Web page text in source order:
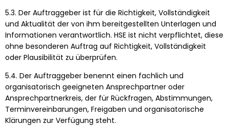
5.3. Der Auftraggeber ist für die Richtigkeit, Vollständigkeit
und Aktualität der von ihm bereitgestellten Unterlagen und
Informationen verantwortlich. HSE ist nicht verpflichtet, diese
ohne besonderen Auftrag auf Richtigkeit, Vollständigkeit
oder Plausibilität zu überprüfen.
5.4. Der Auftraggeber benennt einen fachlich und
organisatorisch geeigneten Ansprechpartner oder
Ansprechpartnerkreis, der für Rückfragen, Abstimmungen,
Terminvereinbarungen, Freigaben und organisatorische
Klärungen zur Verfügung steht.